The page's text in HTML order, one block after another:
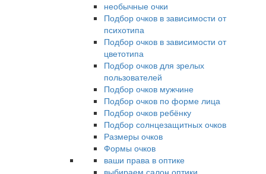
необычные очки
Подбор очков в зависимости от
психотипа
Подбор очков в зависимости от
цветотипа
Подбор очков для зрелых
пользователей
Подбор очков мужчине
Подбор очков по форме лица
Подбор очков ребёнку
Подбор солнцезащитных очков
Размеры очков
Формы очков
ваши права в оптике